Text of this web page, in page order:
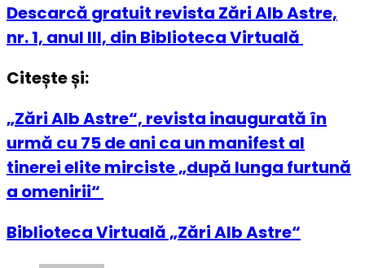
Descarcă gratuit revista Zări Alb Astre,
nr. 1, anul III, din Biblioteca Virtuală
Citește și:
„Zări Alb Astre“, revista inaugurată în
urmă cu 75 de ani ca un manifest al
tinerei elite mirciste „după lunga furtună
a omenirii“
Biblioteca Virtuală „Zări Alb Astre“